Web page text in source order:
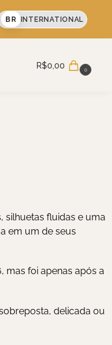
BR INTERNATIONAL
R$0,00 0
silhuetas fluidas e uma
em um de seus
mas foi apenas após a
delicada ou